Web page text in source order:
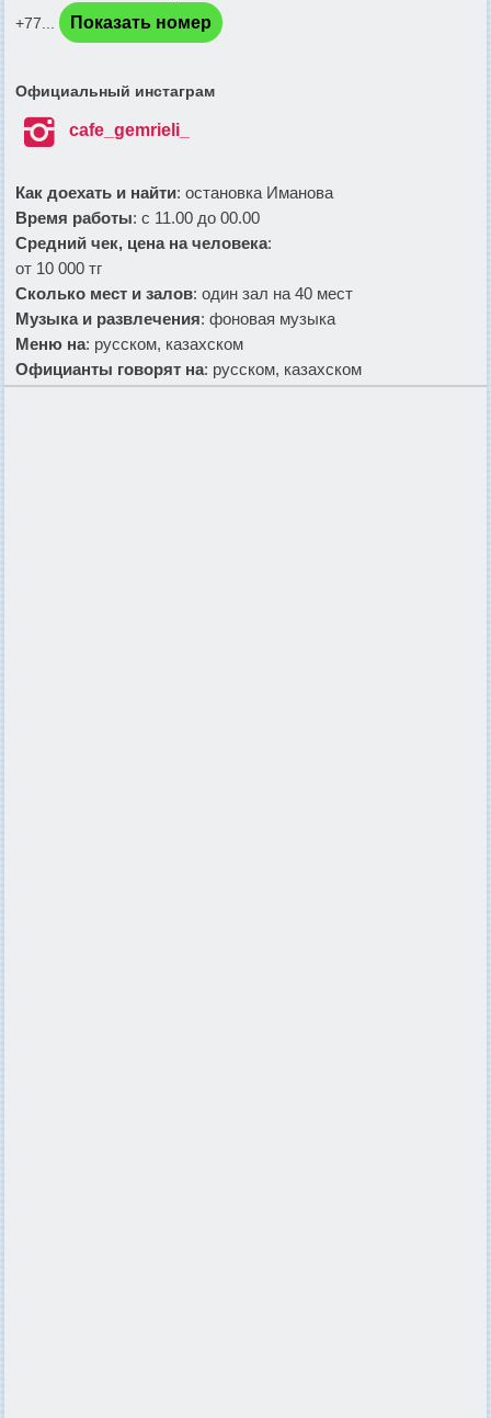
+77...
Показать номер
Официальный инстаграм
 cafe_gemrieli_
Как доехать и найти: остановка Иманова
Время работы: с 11.00 до 00.00
Средний чек, цена на человека:
от 10 000 тг
Сколько мест и залов: один зал на 40 мест
Музыка и развлечения: фоновая музыка
Меню на: русском, казахском
Официанты говорят на: русском, казахском